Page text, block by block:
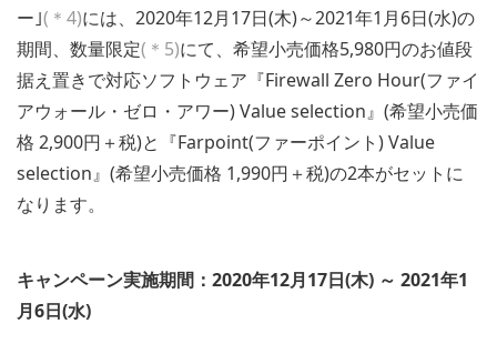
ー｣(＊4)には、2020年12月17日(木)～2021年1月6日(水)の
期間、数量限定(＊5)にて、希望小売価格5,980円のお値段
据え置きで対応ソフトウェア『Firewall Zero Hour(ファイ
アウォール・ゼロ・アワー) Value selection』(希望小売価
格 2,900円＋税)と『Farpoint(ファーポイント) Value
selection』(希望小売価格 1,990円＋税)の2本がセットに
なります。
キャンペーン実施期間：2020年12月17日(木) ～ 2021年1
月6日(水)